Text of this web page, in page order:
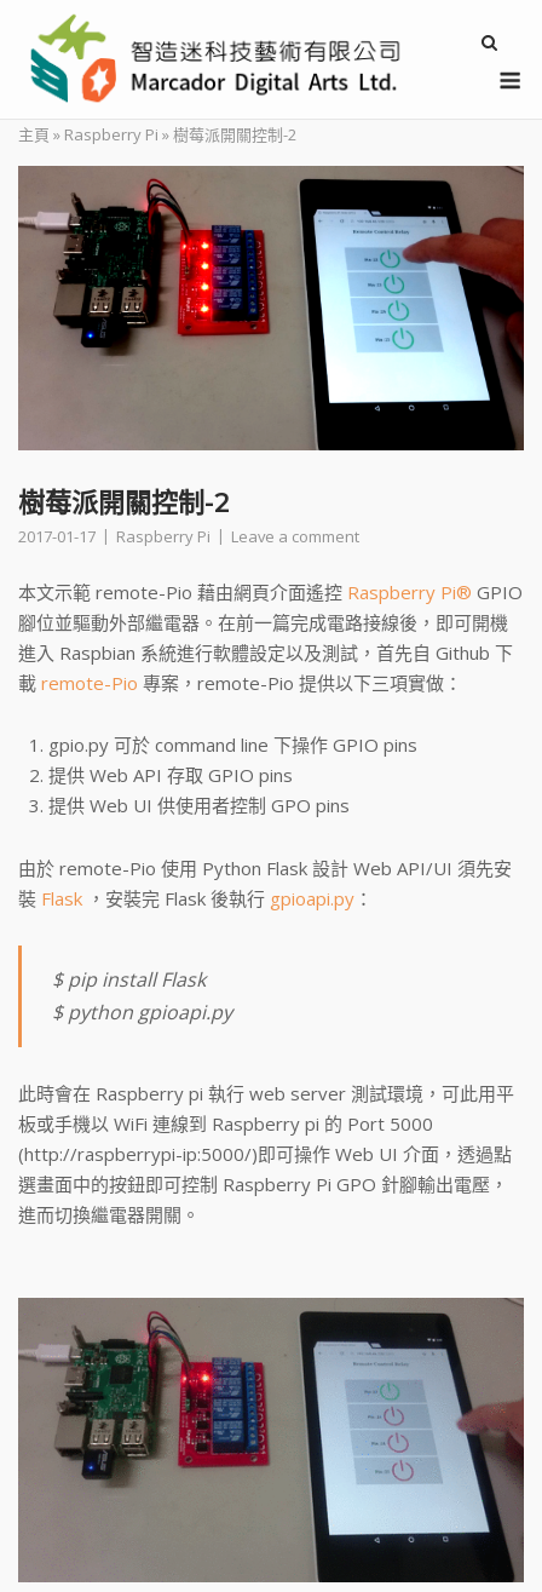
content
主頁 » Raspberry Pi »樹莓派開關控制-2
樹莓派開關控制-2
2017-01-17 Raspberry Pi Leave a comment
本文示範 remote-Pio 藉由網頁介面遙控 Raspberry Pi® GPIO
腳位並驅動外部繼電器。在前一篇完成電路接線後，即可開機
進入 Raspbian 系統進行軟體設定以及測試，首先自 Github 下
載 remote-Pio 專案，remote-Pio 提供以下三項實做：
gpio.py 可於 command line 下操作 GPIO pins
提供 Web API 存取 GPIO pins
提供 Web UI 供使用者控制 GPO pins
由於 remote-Pio 使用 Python Flask 設計 Web API/UI 須先安
裝 Flask ，安裝完 Flask 後執行 gpioapi.py ：
$ pip install Flask
$ python gpioapi.py
此時會在 Raspberry pi 執行 web server 測試環境，可此用平
板或手機以 WiFi 連線到 Raspberry pi 的 Port 5000
(http://raspberrypi-ip:5000/)即可操作 Web UI 介面，透過點
選畫面中的按鈕即可控制 Raspberry Pi GPO 針腳輸出電壓，
進而切換繼電器開關。